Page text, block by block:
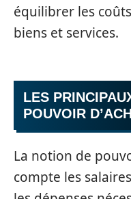
équilibrer les
biens et services.
LES
POUVOIR
La notion de
compte les